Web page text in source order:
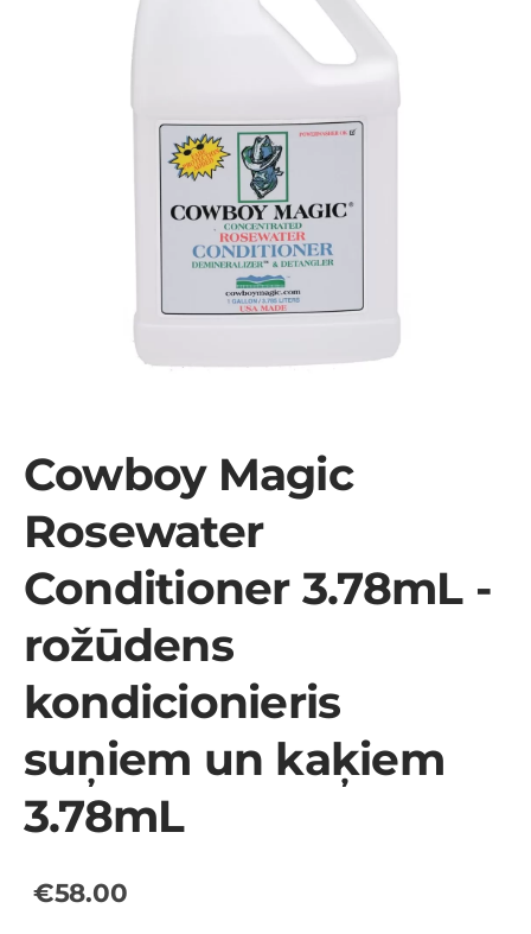
Cowboy Magic
Rosewater
Conditioner 3.78mL -
rožūdens
kondicionieris
suņiem un kaķiem
3.78mL
€58.00